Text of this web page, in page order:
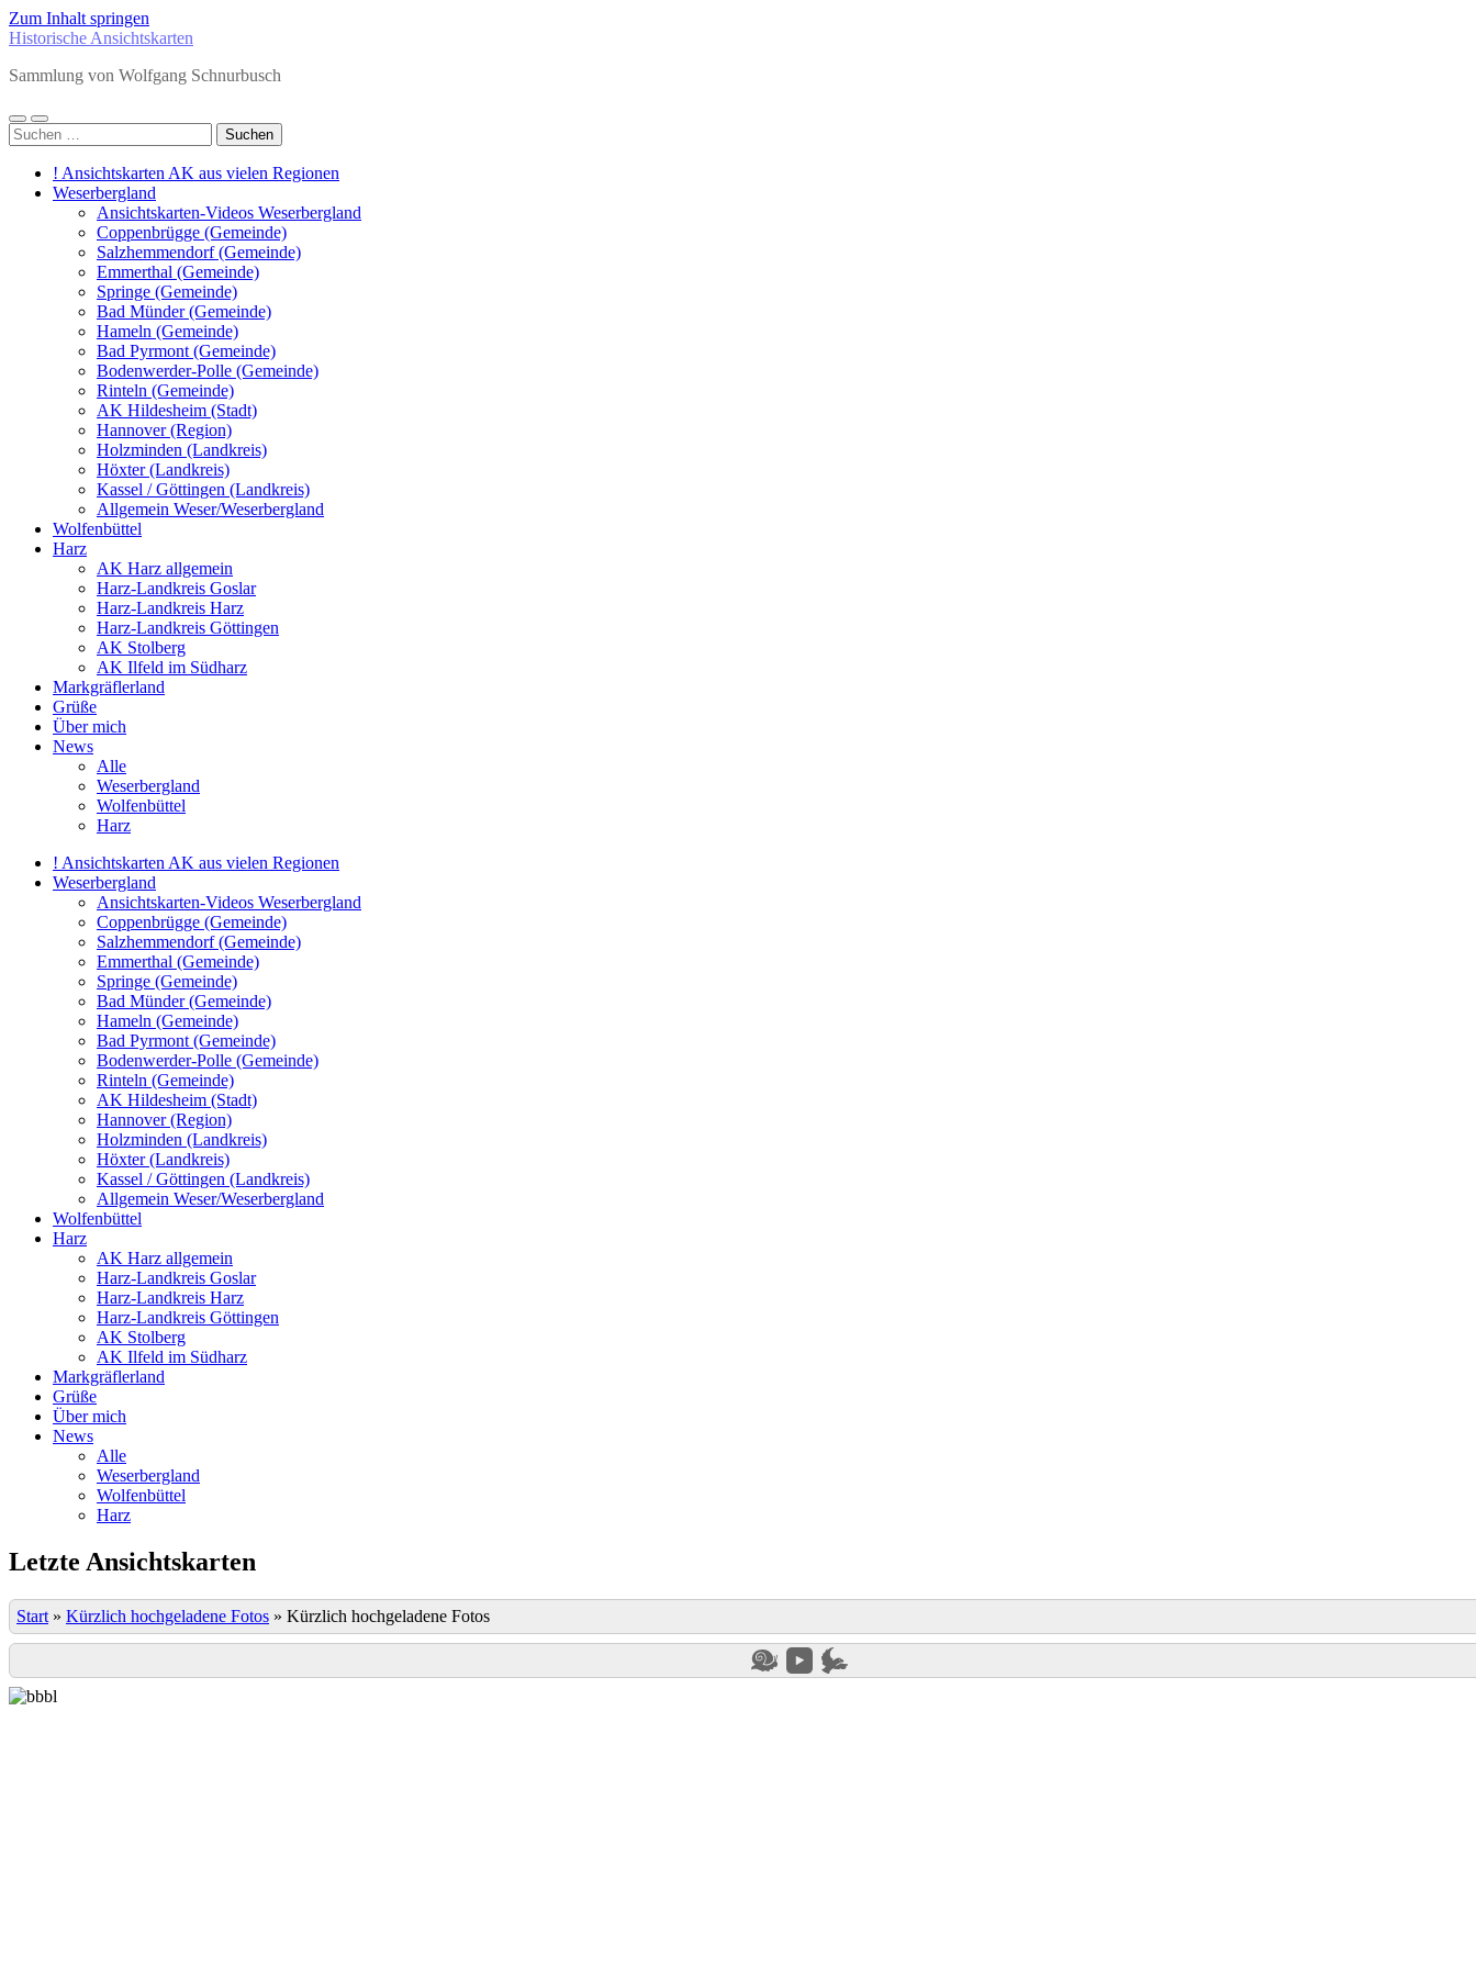
Zum Inhalt springen
Historische Ansichtskarten
Sammlung von Wolfgang Schnurbusch
Mobile-
Menü
Suchfeld
ein-/ausblenden
Suchen
nach:
! Ansichtskarten AK aus vielen Regionen
Weserbergland
Ansichtskarten-Videos Weserbergland
Coppenbrügge (Gemeinde)
Salzhemmendorf (Gemeinde)
Emmerthal (Gemeinde)
Springe (Gemeinde)
Bad Münder (Gemeinde)
Hameln (Gemeinde)
Bad Pyrmont (Gemeinde)
Bodenwerder-Polle (Gemeinde)
Rinteln (Gemeinde)
AK Hildesheim (Stadt)
Hannover (Region)
Holzminden (Landkreis)
Höxter (Landkreis)
Kassel / Göttingen (Landkreis)
Allgemein Weser/Weserbergland
Wolfenbüttel
Harz
AK Harz allgemein
Harz-Landkreis Goslar
Harz-Landkreis Harz
Harz-Landkreis Göttingen
AK Stolberg
AK Ilfeld im Südharz
Markgräflerland
Grüße
Über mich
News
Alle
Weserbergland
Wolfenbüttel
Harz
! Ansichtskarten AK aus vielen Regionen
Weserbergland
Ansichtskarten-Videos Weserbergland
Coppenbrügge (Gemeinde)
Salzhemmendorf (Gemeinde)
Emmerthal (Gemeinde)
Springe (Gemeinde)
Bad Münder (Gemeinde)
Hameln (Gemeinde)
Bad Pyrmont (Gemeinde)
Bodenwerder-Polle (Gemeinde)
Rinteln (Gemeinde)
AK Hildesheim (Stadt)
Hannover (Region)
Holzminden (Landkreis)
Höxter (Landkreis)
Kassel / Göttingen (Landkreis)
Allgemein Weser/Weserbergland
Wolfenbüttel
Harz
AK Harz allgemein
Harz-Landkreis Goslar
Harz-Landkreis Harz
Harz-Landkreis Göttingen
AK Stolberg
AK Ilfeld im Südharz
Markgräflerland
Grüße
Über mich
News
Alle
Weserbergland
Wolfenbüttel
Harz
Letzte Ansichtskarten
Start » Kürzlich hochgeladene Fotos » Kürzlich hochgeladene Fotos